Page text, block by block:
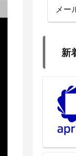
メー
新